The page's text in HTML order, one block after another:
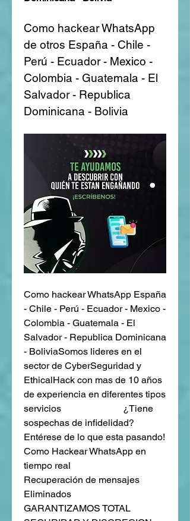
Como hackear WhatsApp
de otros España - Chile -
Perú - Ecuador - Mexico -
Colombia - Guatemala - El
Salvador - Republica
Dominicana - Bolivia
Como hackear WhatsApp España
- Chile - Perú - Ecuador - Mexico -
Colombia - Guatemala - El
Salvador - Republica Dominicana
- BoliviaSomos lideres en el
sector de CyberSeguridad y
EthicalHack con mas de 10 años
de experiencia en diferentes tipos
servicios                          ¿Tiene
sospechas de infidelidad?
Entérese de lo que esta pasando!
Como Hackear WhatsApp en
tiempo real
Recuperación de mensajes
Eliminados
GARANTIZAMOS TOTAL